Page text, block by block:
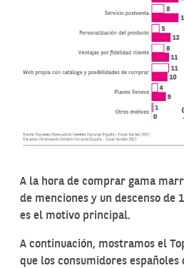
A la hora de comprar gama
de menciones y un descenso de
es el motivo principal.
A continuación, mostramos el
que los consumidores españoles